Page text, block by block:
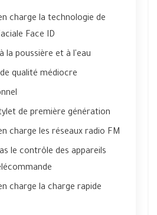
charge la technologie de
Face ID
la poussière et à l'eau
qualité médiocre
de première génération
charge les réseaux radio FM
le contrôle des appareils
charge la charge rapide